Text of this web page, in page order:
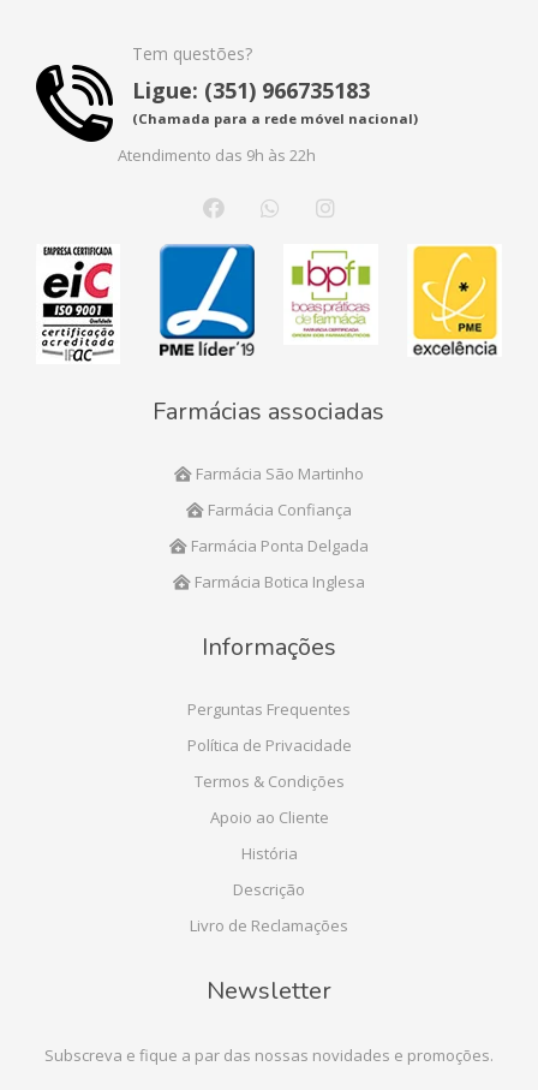
Tem questões?
Ligue: (351) 966735183
(Chamada para a rede móvel nacional)
Atendimento das 9h às 22h
Farmácias associadas
Farmácia São Martinho
Farmácia Confiança
Farmácia Ponta Delgada
Farmácia Botica Inglesa
Informações
Perguntas Frequentes
Política de Privacidade
Termos & Condições
Apoio ao Cliente
História
Descrição
Livro de Reclamações
Newsletter
Subscreva e fique a par das nossas novidades e promoções.